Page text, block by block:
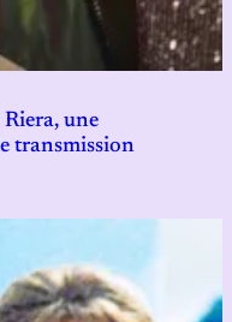
Riera, une
transmission